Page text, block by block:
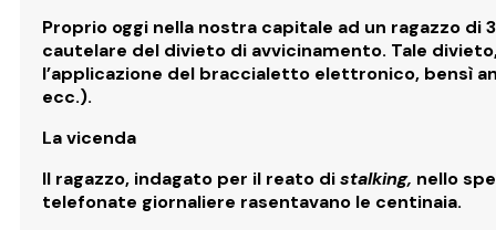
Proprio oggi nella nostra capitale ad un ragazzo di
cautelare del divieto di avvicinamento. Tale
l’applicazione del braccialetto elettronico, bensì
ecc.).
La vicenda
Il ragazzo, indagato per il reato distalking, nello
telefonate giornaliere rasentavano le centinaia.